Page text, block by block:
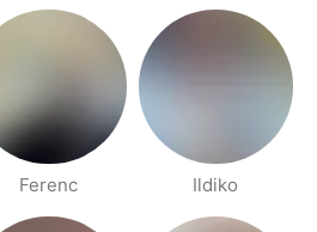
Ferenc Ildiko